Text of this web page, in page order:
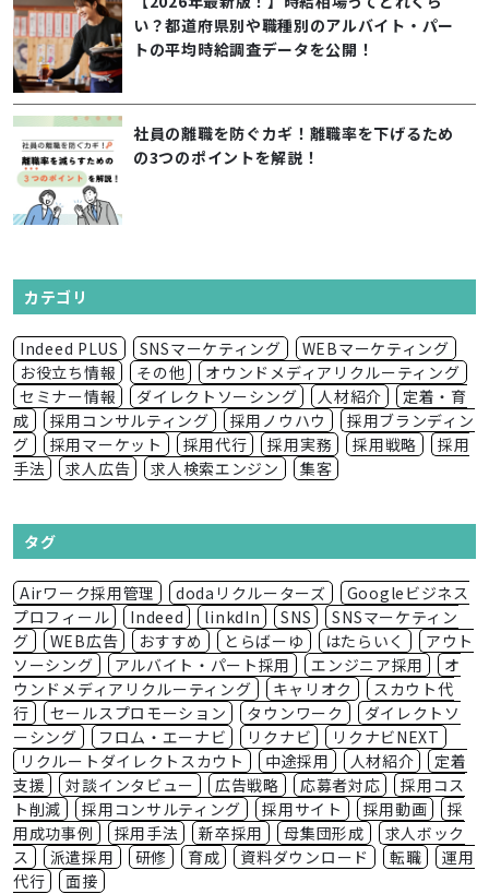
い？都道府県別や職種別のアルバイト・パー
トの平均時給調査データを公開！
社員の離職を防ぐカギ！離職率を下げるため
の3つのポイントを解説！
カテゴリ
Indeed PLUS SNSマーケティング
WEBマーケティング
お役立ち情報
その他
オウンドメディアリクルーティング
セミナー情報
ダイレクトソーシング 人材紹介
定着・育
成
採用コンサルティング 採用ノウハウ
採用ブランディン
グ
採用マーケット 採用代行 採用実務 採用戦略
採用
手法
求人広告 求人検索エンジン 集客
タグ
Airワーク採用管理 dodaリクルーターズ
Googleビジネス
プロフィール
Indeed linkdIn SNS
SNSマーケティン
グ
WEB広告 おすすめ とらばーゆ はたらいく
アウト
ソーシング
アルバイト・パート採用 エンジニア採用
オ
ウンドメディアリクルーティング
キャリオク
スカウト代
行
セールスプロモーション タウンワーク
ダイレクトソ
ーシング
フロム・エーナビ リクナビ
リクナビNEXT
リクルートダイレクトスカウト
中途採用 人材紹介
定着
支援
対談インタビュー 広告戦略 応募者対応
採用コス
ト削減
採用コンサルティング 採用サイト 採用動画
採
用成功事例
採用手法 新卒採用 母集団形成
求人ボック
ス
派遣採用 研修 育成 資料ダウンロード 転職
運用
代行
面接